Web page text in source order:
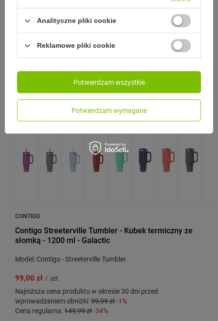
99,00 zł / szt.
wprowadzeniem obniżki: 129,99 zł
Cena regularna:149,99 zł-34%
CONTIGO
Contigo Streeterville Tumbler - Kubek termiczny ze
słomką - 1200 ml - Galactic
Model: Contigo - Streeterville Tumbler
99,00 zł / szt.
Najniższa cena produktu w okresie 30 dni przed
wprowadzeniem obniżki:99,99 zł-1%
Cena regularna:149,99 zł-34%
Analityczne pliki cookie
Reklamowe pliki cookie
Potwierdzam wymagane
Potwierdzam wszystkie